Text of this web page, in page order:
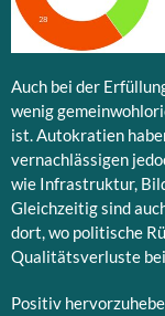
Auch bei der
wenig
ist. Autokratien
vernachlässigen
wie Infrastruktur,
Gleichzeitig sind
dort, wo politische
Qualitätsverluste
Positiv